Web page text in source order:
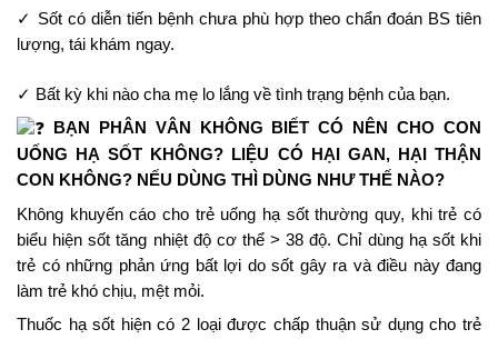
✓ Sốt có diễn tiến bệnh chưa phù hợp theo chẩn đoán BS tiên
lượng, tái khám ngay.
✓ Bất kỳ khi nào cha mẹ lo lắng về tình trạng bệnh của bạn.
BẠN PHÂN VÂN KHÔNG BIẾT CÓ NÊN CHO CON
UỐNG HẠ SỐT KHÔNG? LIỆU CÓ HẠI GAN, HẠI THẬN
CON KHÔNG? NẾU DÙNG THÌ DÙNG NHƯ THẾ NÀO?
Không khuyến cáo cho trẻ uống hạ sốt thường quy, khi trẻ có
biểu hiện sốt tăng nhiệt độ cơ thể > 38 độ. Chỉ dùng hạ sốt khi
trẻ có những phản ứng bất lợi do sốt gây ra và điều này đang
làm trẻ khó chịu, mệt mỏi.
Thuốc hạ sốt hiện có 2 loại được chấp thuận sử dụng cho trẻ